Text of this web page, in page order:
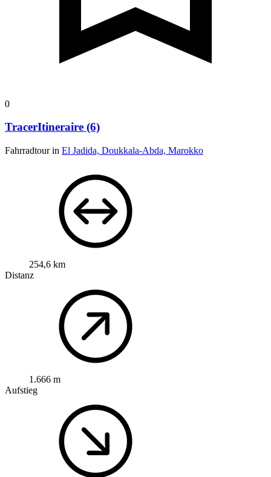
0
TracerItineraire (6)
Fahrradtour in El Jadida, Doukkala-Abda, Marokko
254,6 km
Distanz
1.666 m
Aufstieg